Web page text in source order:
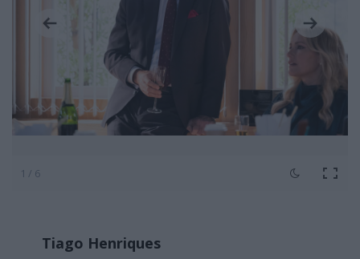
1 / 6
Tiago Henriques